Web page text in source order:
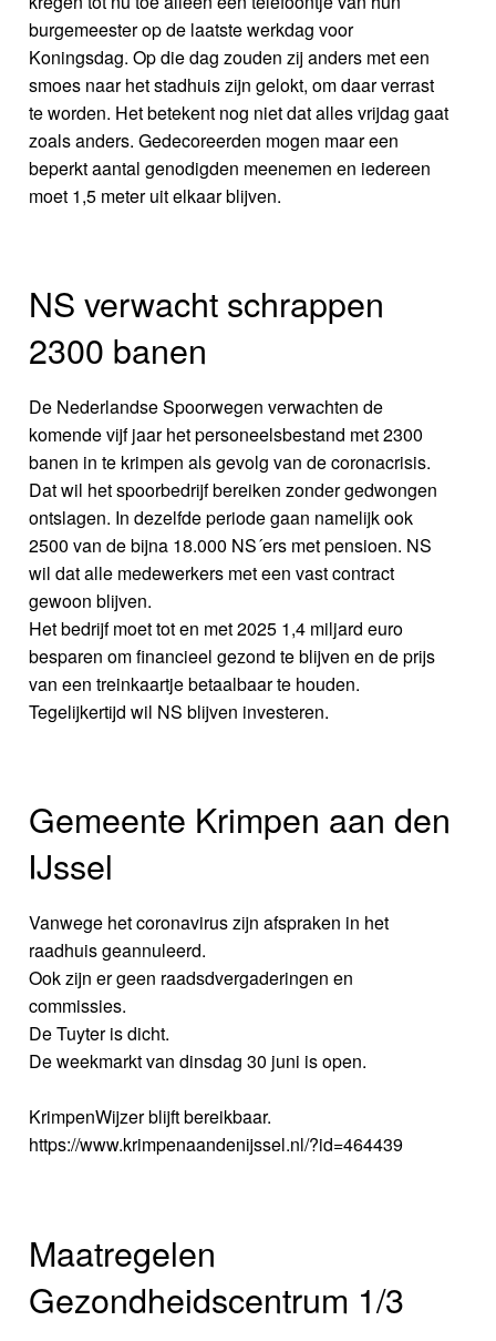
burgemeester op de laatste werkdag voor
Koningsdag. Op die dag zouden zij anders met een
smoes naar het stadhuis zijn gelokt, om daar verrast
te worden. Het betekent nog niet dat alles vrijdag gaat
zoals anders. Gedecoreerden mogen maar een
beperkt aantal genodigden meenemen en iedereen
moet 1,5 meter uit elkaar blijven.
NS verwacht schrappen
2300 banen
De Nederlandse Spoorwegen verwachten de
komende vijf jaar het personeelsbestand met 2300
banen in te krimpen als gevolg van de coronacrisis.
Dat wil het spoorbedrijf bereiken zonder gedwongen
ontslagen. In dezelfde periode gaan namelijk ook
2500 van de bijna 18.000 NS´ers met pensioen. NS
wil dat alle medewerkers met een vast contract
gewoon blijven.
Het bedrijf moet tot en met 2025 1,4 miljard euro
besparen om financieel gezond te blijven en de prijs
van een treinkaartje betaalbaar te houden.
Tegelijkertijd wil NS blijven investeren.
Gemeente Krimpen aan den
IJssel
Vanwege het coronavirus zijn afspraken in het
raadhuis geannuleerd.
Ook zijn er geen raadsdvergaderingen en
commissies.
De Tuyter is dicht.
De weekmarkt van dinsdag 30 juni is open.
KrimpenWijzer blijft bereikbaar.
https://www.krimpenaandenijssel.nl/?id=464439
Maatregelen
Gezondheidscentrum 1/3